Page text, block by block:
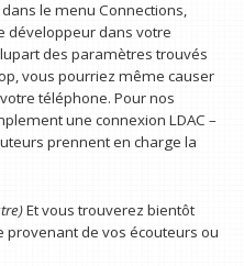
le menu Connections,
développeur dans votre
des paramètres trouvés
vous pourriez même causer
téléphone. Pour nos
une connexion LDAC –
prennent en charge la
Et vous trouverez bientôt
de vos écouteurs ou